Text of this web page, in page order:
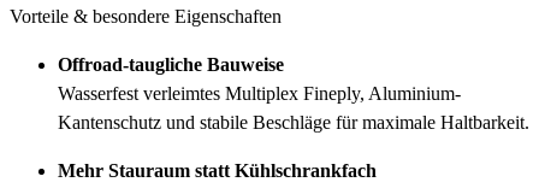
Vorteile & besondere Eigenschaften
Offroad-taugliche Bauweise
Wasserfest verleimtes Multiplex Fineply, Aluminium-
Kantenschutz und stabile Beschläge für maximale Haltbarkeit.
Mehr Stauraum statt Kühlschrankfach